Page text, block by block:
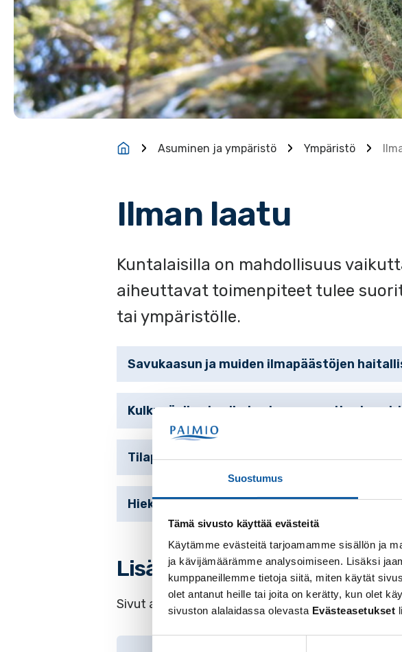
Suostumus
Tämä sivusto käyttää evästeitä
Käytämme evästeitä tarjoamamme sisällön ja
ja kävijämäärämme analysoimiseen. Lisäksi
kumppaneillemme tietoja siitä, miten käytät
olet antanut heille tai joita on kerätty, kun olet
sivuston alalaidassa olevasta Evästeasetukset
Asuminen ja ympäristö Ympäristö
Ilman laatu
Kuntalaisilla on mahdollisuus
aiheuttavat toimenpiteet tulee
tai ympäristölle.
Savukaasun ja muiden ilmapäästöjen
Kulkuväylien ja pihojen kunnossapito- ja
Tilapäinen kiven ja mineraalisen
Hiekkapuhallus sekä muu rakennus- ja
Lisätietoja
Sivut avautuvat uuteen välilehteen